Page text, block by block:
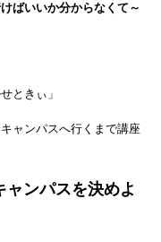
ばいいか分からなくて～
ときぃ」
ャンパスへ行くまで講座
ャンパスを決めよ